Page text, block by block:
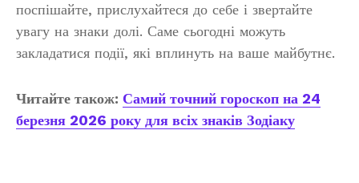
поспішайте, прислухайтеся до себе і звертайте
увагу на знаки долі. Саме сьогодні можуть
закладатися події, які вплинуть на ваше майбутнє.
Читайте також: Самий точний гороскоп на 24
березня 2026 року для всіх знаків Зодіаку